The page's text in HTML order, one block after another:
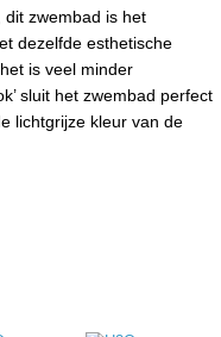
zwembad is het
dezelfde esthetische
is veel minder
sluit het zwembad perfect
lichtgrijze kleur van de